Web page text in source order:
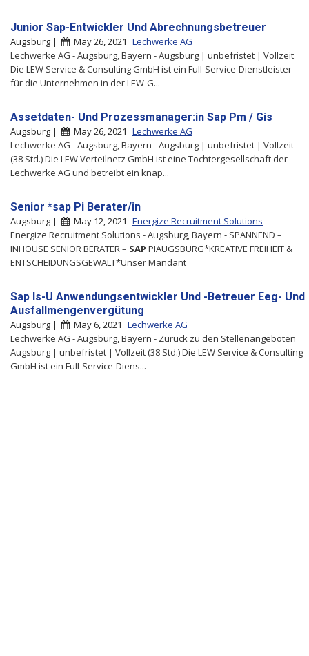
Junior Sap-Entwickler Und Abrechnungsbetreuer
Augsburg | May 26, 2021 Lechwerke AG
Lechwerke AG - Augsburg, Bayern - Augsburg | unbefristet | Vollzeit
Die LEW Service & Consulting GmbH ist ein Full-Service-Dienstleister
für die Unternehmen in der LEW-G...
Assetdaten- Und Prozessmanager:in Sap Pm / Gis
Augsburg | May 26, 2021 Lechwerke AG
Lechwerke AG - Augsburg, Bayern - Augsburg | unbefristet | Vollzeit
(38 Std.) Die LEW Verteilnetz GmbH ist eine Tochtergesellschaft der
Lechwerke AG und betreibt ein knap...
Senior *sap Pi Berater/in
Augsburg | May 12, 2021 Energize Recruitment Solutions
Energize Recruitment Solutions - Augsburg, Bayern - SPANNEND –
INHOUSE SENIOR BERATER – SAP PIAUGSBURG*KREATIVE FREIHEIT &
ENTSCHEIDUNGSGEWALT*Unser Mandant
Sap Is-U Anwendungsentwickler Und -Betreuer Eeg- Und
Ausfallmengenvergütung
Augsburg | May 6, 2021 Lechwerke AG
Lechwerke AG - Augsburg, Bayern - Zurück zu den Stellenangeboten
Augsburg | unbefristet | Vollzeit (38 Std.) Die LEW Service & Consulting
GmbH ist ein Full-Service-Diens...